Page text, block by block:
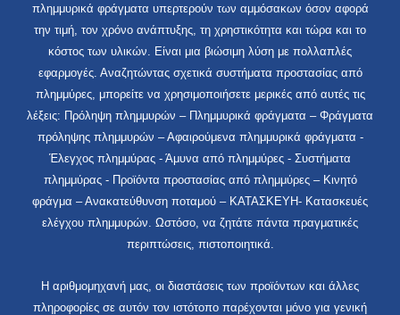
πλημμυρικά φράγματα υπερτερούν των αμμόσακων όσον αφορά
την τιμή, τον χρόνο ανάπτυξης, τη χρηστικότητα και τώρα και το
κόστος των υλικών. Είναι μια βιώσιμη λύση με πολλαπλές
εφαρμογές. Αναζητώντας σχετικά συστήματα προστασίας από
πλημμύρες, μπορείτε να χρησιμοποιήσετε μερικές από αυτές τις
λέξεις: Πρόληψη πλημμυρών – Πλημμυρικά φράγματα – Φράγματα
πρόληψης πλημμυρών – Αφαιρούμενα πλημμυρικά φράγματα -
Έλεγχος πλημμύρας - Άμυνα από πλημμύρες - Συστήματα
πλημμύρας - Προϊόντα προστασίας από πλημμύρες – Κινητό
φράγμα – Ανακατεύθυνση ποταμού – ΚΑΤΑΣΚΕΥΗ- Κατασκευές
ελέγχου πλημμυρών. Ωστόσο, να ζητάτε πάντα πραγματικές
περιπτώσεις, πιστοποιητικά.
Η αριθμομηχανή μας, οι διαστάσεις των προϊόντων και άλλες
πληροφορίες σε αυτόν τον ιστότοπο παρέχονται μόνο για γενική